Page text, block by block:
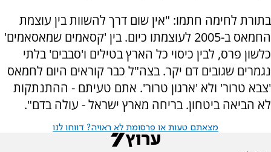
בתורת לחימה חתמו: "אין שום דרך להשוות בין עוצמת
החמאס ב-2005 לעוצמתו כיום. בין 'קסאמים שמאסאמים'
כלשון פרס, לבין כיסוי כל הארץ בטילים ו'סבבים' בלתי
נגמרים שגובים דם יקר. בצה"ל כבר קוראים היום לחמאס
'צבא טרור' ולא 'ארגון טרור'. אתם טעיתם - ההתנתקות
לא הביאה ביטחון. בריחה מארץ ישראל - עולה בדם".
מצאתם טעות או פרסומת לא ראויה? דווחו לנו